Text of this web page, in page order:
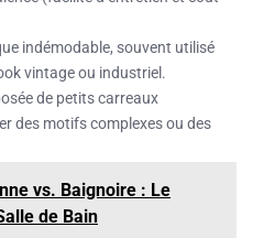
indémodable, souvent utilisé
vintage ou industriel.
de petits carreaux
des motifs complexes ou des
vs. Baignoire : Le
de Bain